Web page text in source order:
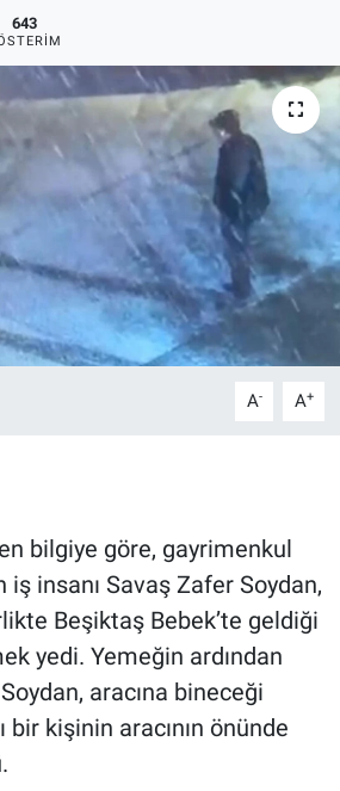
643
A- A+
bilgiye göre, gayrimenkul
insanı Savaş Zafer Soydan,
Beşiktaş Bebek’te geldiği
yedi. Yemeğin ardından
aracına bineceği
bir kişinin aracının önünde